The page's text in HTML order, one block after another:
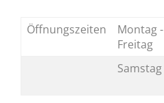
Öffnungszeiten
Montag -
Freitag
Samstag